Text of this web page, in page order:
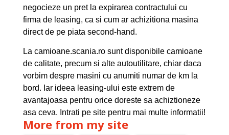
negocieze un pret la expirarea contractului cu
firma de leasing, ca si cum ar achizitiona masina
direct de pe piata second-hand.
La camioane.scania.ro sunt disponibile camioane
de calitate, precum si alte autoutilitare, chiar daca
vorbim despre masini cu anumiti numar de km la
bord. Iar ideea leasing-ului este extrem de
avantajoasa pentru orice doreste sa achiztioneze
asa ceva. Intrati pe site pentru mai multe informatii!
More from my site